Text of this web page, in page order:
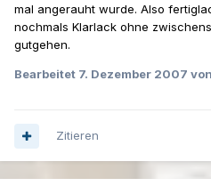
mal angerauht wurde. Also
nochmals Klarlack ohne
gutgehen.
Bearbeitet 7. Dezember 2007
Zitieren